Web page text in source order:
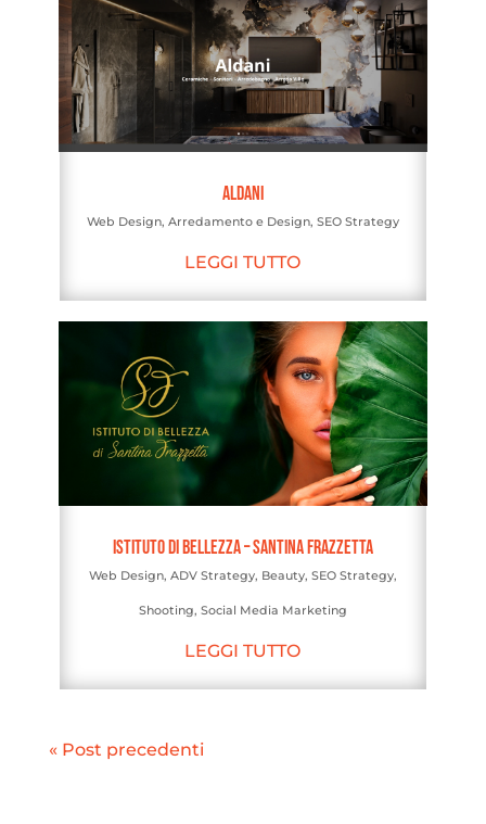
Aldani
Web Design, Arredamento e Design, SEO Strategy
LEGGI TUTTO
Istituto di Bellezza – Santina Frazzetta
Web Design, ADV Strategy, Beauty, SEO Strategy,
Shooting, Social Media Marketing
LEGGI TUTTO
« Post precedenti